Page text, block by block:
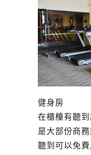
健身房
在櫃檯有聽
是大部份商
聽到可以免